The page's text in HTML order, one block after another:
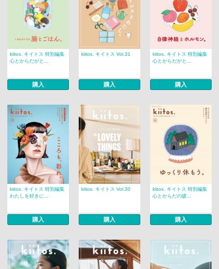
kiitos. キイトス 特別編集
心とからだがと...
購入
kiitos. キイトス Vol.31
購入
kiitos. キイトス 特別編集
心とからだがと...
購入
kiitos. キイトス 特別編集
わたしを好きに...
購入
kiitos. キイトス Vol.30
購入
kiitos. キイトス 特別編集
心とからだの疲...
購入